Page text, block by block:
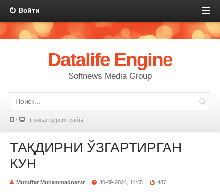
Войти
Datalife Engine
Softnews Media Group
Полная версия сайта
ТАҚДИРНИ ЎЗГАРТИРГАН
КУН
Muzaffar Muhammadnazar 30-09-2024, 14:55 487